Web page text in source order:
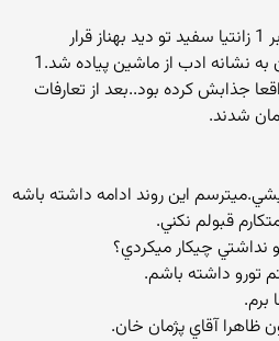
بفاصله چند ثانيه1پژمان سوار بر 1 زانتيا سفيد تو ديد بهناز قرار
گرفت..... پژمان به محظ رسيدن به نشانه ادب از ماشين پياده شد.1
جذابش كرده بود..بعد از تعارفات
اين روند ادامه داشته باشه
قبولم نكني.
نداشتي چيكار ميكردي؟
تورو داشته باشم.
برم.
ظاهرا آقاي پژمان خان.